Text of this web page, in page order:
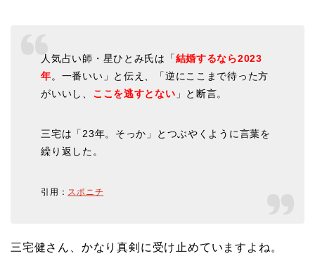
人気占い師・星ひとみ氏は「結婚するなら2023
年。一番いい」と伝え、「逆にここまで待った方
がいいし、 ここを逃すとない 」と断言。
三宅は「23年。そっか」とつぶやくように言葉を
繰り返した。
引用： スポニチ
三宅健さん、かなり真剣に受け止めていますよね。